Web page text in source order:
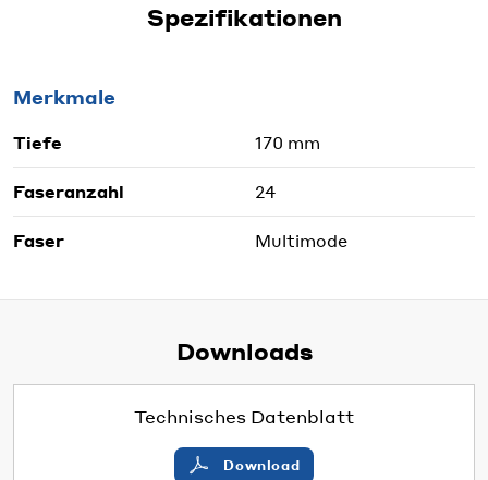
Spezifikationen
Merkmale
Tiefe 170 mm
Faseranzahl 24
Faser Multimode
Downloads
Technisches Datenblatt
Download